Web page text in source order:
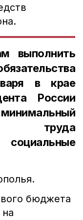
выполнить
в крае
России
труда
бюджета